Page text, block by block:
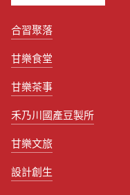
合習聚落
甘樂食堂
甘樂茶事
禾乃川國產豆製所
甘樂文旅
設計創生